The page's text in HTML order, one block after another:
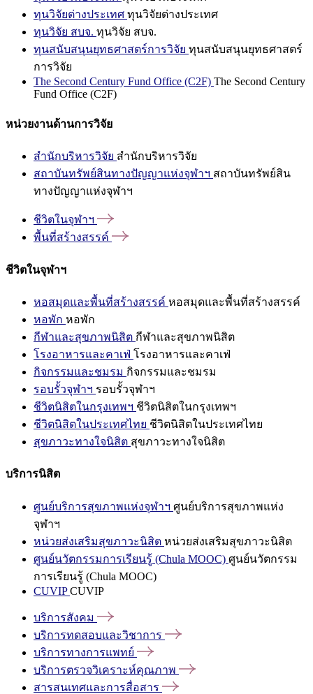
ทุนวิจัยต่างประเทศ ทุนวิจัยต่างประเทศ
ทุนวิจัย สบจ. ทุนวิจัย สบจ.
ทุนสนับสนุนยุทธศาสตร์การวิจัย ทุนสนับสนุนยุทธศาสตร์
การวิจัย
The Second Century Fund Office (C2F) The Second Century
Fund Office (C2F)
หน่วยงานด้านการวิจัย
สำนักบริหารวิจัย สำนักบริหารวิจัย
สถาบันทรัพย์สินทางปัญญาแห่งจุฬาฯ สถาบันทรัพย์สิน
ทางปัญญาแห่งจุฬาฯ
ชีวิตในจุฬาฯ
พื้นที่สร้างสรรค์
ชีวิตในจุฬาฯ
หอสมุดและพื้นที่สร้างสรรค์ หอสมุดและพื้นที่สร้างสรรค์
หอพัก หอพัก
กีฬาและสุขภาพนิสิต กีฬาและสุขภาพนิสิต
โรงอาหารและคาเฟ่ โรงอาหารและคาเฟ่
กิจกรรมและชมรม กิจกรรมและชมรม
รอบรั้วจุฬาฯ รอบรั้วจุฬาฯ
ชีวิตนิสิตในกรุงเทพฯ ชีวิตนิสิตในกรุงเทพฯ
ชีวิตนิสิตในประเทศไทย ชีวิตนิสิตในประเทศไทย
สุขภาวะทางใจนิสิต สุขภาวะทางใจนิสิต
บริการนิสิต
ศูนย์บริการสุขภาพแห่งจุฬาฯ ศูนย์บริการสุขภาพแห่ง
จุฬาฯ
หน่วยส่งเสริมสุขภาวะนิสิต หน่วยส่งเสริมสุขภาวะนิสิต
ศูนย์นวัตกรรมการเรียนรู้ (Chula MOOC) ศูนย์นวัตกรรม
การเรียนรู้ (Chula MOOC)
CUVIPCUVIP
บริการสังคม
บริการทดสอบและวิชาการ
บริการทางการแพทย์
บริการตรวจวิเคราะห์คุณภาพ
สารสนเทศและการสื่อสาร